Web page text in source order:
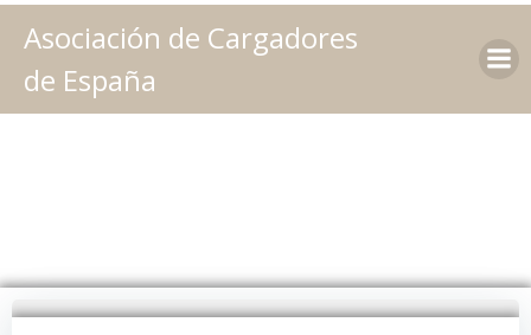
Saltar
al
Asociación de Cargadores
de España